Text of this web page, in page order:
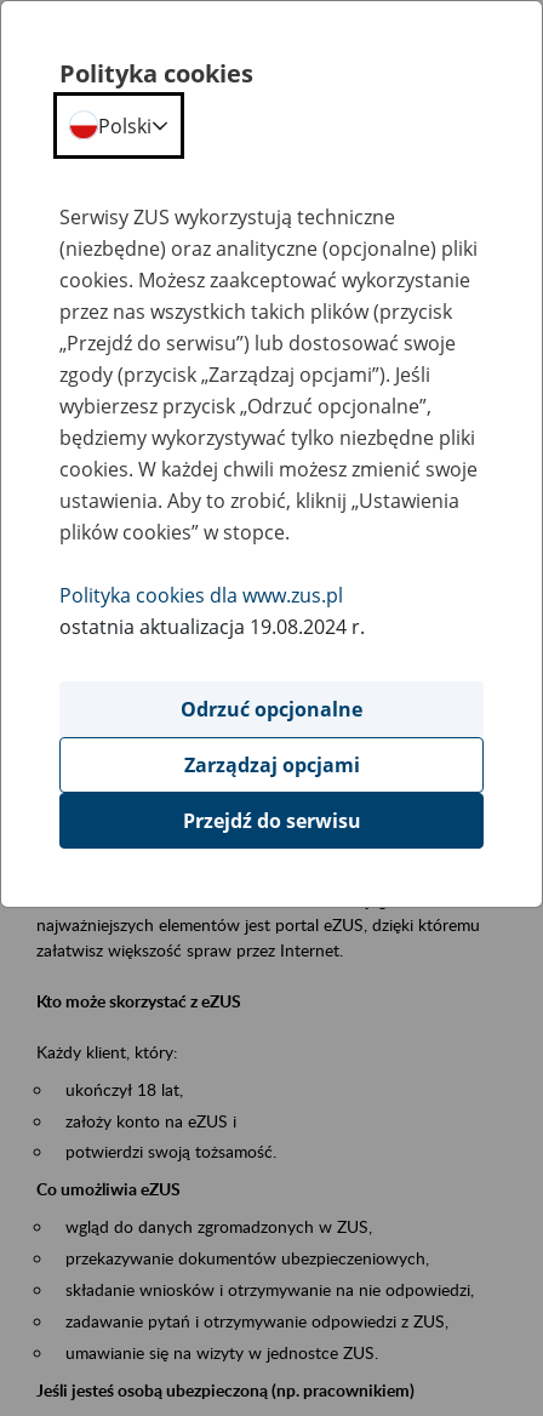
Szkolenia
Zaproś ZUS do siebie - zakładanie profili
eZUS w siedzibie Twojej firmy
Rodzaj wydarzenia
Szkolenia
Obszar merytoryczny
obsługa klientów
Opis wydarzenia
Platforma Usług Elektronicznych ZUS eZUS
najważniejszych elementów jest portal eZUS, dzięki któremu
załatwisz większość spraw przez Internet.
Kto może skorzystać z eZUS
Każdy klient, który:
ukończył 18 lat,
założy konto na eZUS i
potwierdzi swoją tożsamość.
Co umożliwia eZUS
wgląd do danych zgromadzonych w ZUS,
przekazywanie dokumentów ubezpieczeniowych,
składanie wniosków i otrzymywanie na nie odpowiedzi,
zadawanie pytań i otrzymywanie odpowiedzi z ZUS,
umawianie się na wizyty w jednostce ZUS.
Jeśli jesteś osobą ubezpieczoną (np. pracownikiem)
Polityka cookies
Polski
Serwisy ZUS wykorzystują techniczne
(niezbędne) oraz analityczne (opcjonalne) pliki
cookies. Możesz zaakceptować wykorzystanie
przez nas wszystkich takich plików (przycisk
„Przejdź do serwisu”) lub dostosować swoje
zgody (przycisk „Zarządzaj opcjami”). Jeśli
wybierzesz przycisk „Odrzuć opcjonalne”,
będziemy wykorzystywać tylko niezbędne pliki
cookies. W każdej chwili możesz zmienić swoje
ustawienia. Aby to zrobić, kliknij „Ustawienia
plików cookies” w stopce.
Polityka cookies dla www.zus.pl
ostatnia aktualizacja 19.08.2024 r.
Odrzuć opcjonalne
Zarządzaj opcjami
Przejdź do serwisu